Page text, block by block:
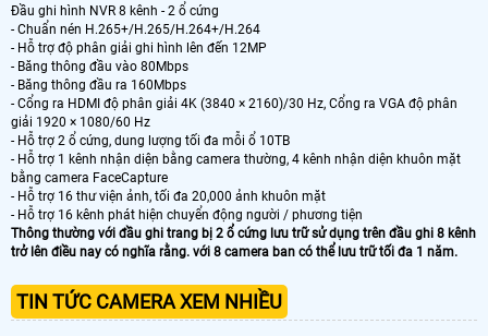
Đầu ghi hình NVR 8 kênh - 2 ổ cứng
- Chuẩn nén H.265+/H.265/H.264+/H.264
- Hỗ trợ độ phân giải ghi hình lên đến 12MP
- Băng thông đầu vào 80Mbps
- Băng thông đầu ra 160Mbps
- Cổng ra HDMI độ phân giải 4K (3840 × 2160)/30 Hz, Cổng ra VGA độ phân
giải 1920 × 1080/60 Hz
- Hỗ trợ 2 ổ cứng, dung lượng tối đa mỗi ổ 10TB
- Hỗ trợ 1 kênh nhận diện bằng camera thường, 4 kênh nhận diện khuôn mặt
bằng camera FaceCapture
- Hỗ trợ 16 thư viện ảnh, tối đa 20,000 ảnh khuôn mặt
- Hỗ trợ 16 kênh phát hiện chuyển động người / phương tiện
Thông thường với đầu ghi trang bị 2 ổ cứng lưu trữ sử dụng trên đầu ghi 8 kênh
trở lên điều nay có nghĩa rằng. với 8 camera ban có thể lưu trữ tối đa 1 năm.
TIN TỨC CAMERA XEM NHIỀU